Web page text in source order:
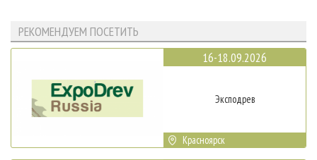
РЕКОМЕНДУЕМ ПОСЕТИТЬ
16-18.09.2026
Эксподрев
Красноярск